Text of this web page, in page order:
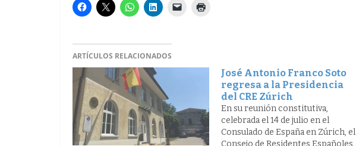
ARTÍCULOS RELACIONADOS
José Antonio Franco Soto
regresa a la Presidencia
del CRE Zúrich
En su reunión constitutiva,
celebrada el 14 de julio en el
Consulado de España en Zúrich, el